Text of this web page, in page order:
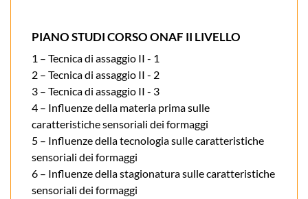
PIANO STUDI CORSO ONAF II LIVELLO
1 – Tecnica di assaggio II - 1
2 – Tecnica di assaggio II - 2
3 – Tecnica di assaggio II - 3
4 – Influenze della materia prima sulle
caratteristiche sensoriali dei formaggi
5 – Influenze della tecnologia sulle caratteristiche
sensoriali dei formaggi
6 – Influenze della stagionatura sulle caratteristiche
sensoriali dei formaggi